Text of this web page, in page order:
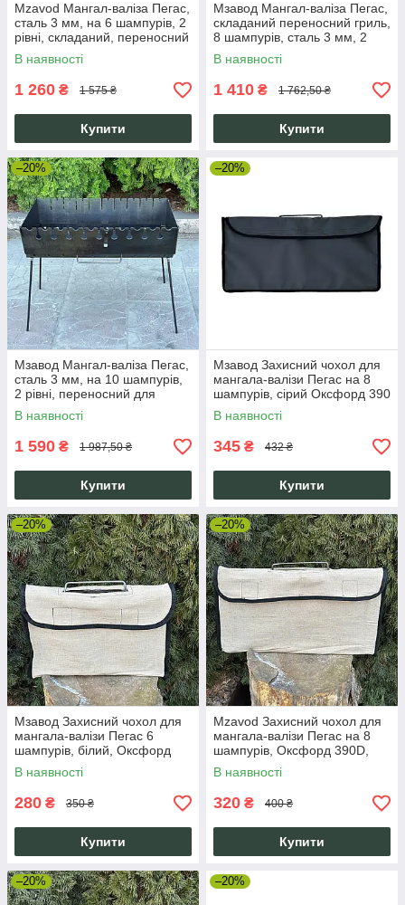
Mzavod Мангал-валіза Пегас,
сталь 3 мм, на 6 шампурів, 2
рівні, складаний, переносний
В наявності
1 260 ₴ 1 575 ₴
Купити
Мзавод Мангал-валіза Пегас,
складаний переносний гриль,
8 шампурів, сталь 3 мм, 2
рівні, шашличниця
В наявності
1 410 ₴ 1 762,50 ₴
Купити
–20%
Мзавод Мангал-валіза Пегас,
сталь 3 мм, на 10 шампурів,
2 рівні, переносний для
шашлику
В наявності
1 590 ₴ 1 987,50 ₴
Купити
–20%
Мзавод Захисний чохол для
мангала-валізи Пегас на 8
шампурів, сірий Оксфорд 390
г/м²
В наявності
345 ₴ 432 ₴
Купити
–20%
Мзавод Захисний чохол для
мангала-валізи Пегас 6
шампурів, білий, Оксфорд
390D, 390х260х40мм, з
ручкою
В наявності
280 ₴ 350 ₴
Купити
–20%
Mzavod Захисний чохол для
мангала-валізи Пегас на 8
шампурів, Оксфорд 390D,
білий
В наявності
320 ₴ 400 ₴
Купити
–20% –20%